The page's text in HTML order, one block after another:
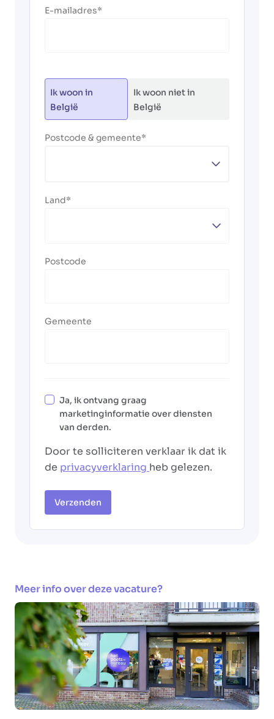
E-mailadres
Ik woon in
België
Ik woon niet in
België
Postcode & gemeente
Land
Postcode
Gemeente
Ja, ik ontvang graag
marketinginformatie over diensten
van derden.
Door te solliciteren verklaar ik dat ik
de privacyverklaring heb gelezen.
Verzenden
Meer info over deze vacature?